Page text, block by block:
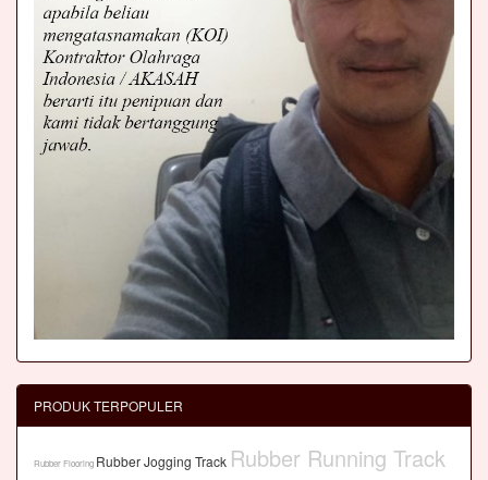
PRODUK TERPOPULER
Rubber Flooring Rubber Jogging Track Rubber Running Track